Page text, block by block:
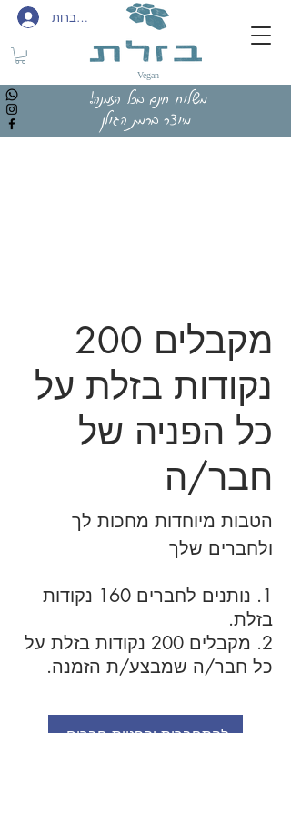
להתחברות
Vegan
משלוח חינם בכל הזמנה!
מיוצר ברמת הגולן
מקבלים 200
נקודות בזלת על
כל הפניה של
חבר/ה
הטבות מיוחדות מחכות לך
ולחברים שלך
נותנים לחברים 160 נקודות
בזלת.
מקבלים 200 נקודות בזלת על
כל חבר/ה שמבצע/ת הזמנה.
להתחברות והפניית חברים